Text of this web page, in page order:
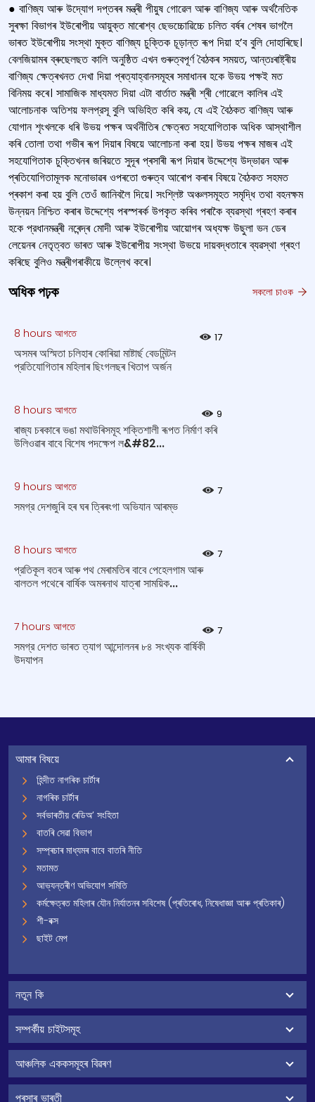
● বাণিজ্য আৰু উদ্যোগ দপ্তৰৰ মন্ত্ৰী পীয়ুষ গোৱেল আৰু বাণিজ্য আৰু অৰ্থনৈতিক
সুৰক্ষা বিভাগৰ ইউৰোপীয় আয়ুক্ত মাৰোশ্ব ছেভচ্চোৱিচ্চে চলিত বৰ্ষৰ শেষৰ ভাগলৈ
ভাৰত ইউৰোপীয় সংস্থা মুক্ত বাণিজ্য চুক্তিক চূড়ান্ত ৰূপ দিয়া হ’ব বুলি দোহাৰিছে।
বেলজিয়ামৰ ব্ৰুছেলছত কালি অনুষ্ঠিত এখন গুৰুত্বপূৰ্ণ বৈঠকৰ সময়ত, আন্তঃৰাষ্ট্ৰীয়
বাণিজ্য ক্ষেত্ৰখনত দেখা দিয়া প্ৰত্যাহ্বানসমূহৰ সমাধানৰ হকে উভয় পক্ষই মত
বিনিময় কৰে। সামাজিক মাধ্যমত দিয়া এটা বাৰ্তাত মন্ত্ৰী শ্ৰী গোৱেলে কালিৰ এই
আলোচনাক অতিশয় ফলপ্রসূ বুলি অভিহিত কৰি কয়, যে এই বৈঠকত বাণিজ্য আৰু
যোগান শৃংখলকে ধৰি উভয় পক্ষৰ অৰ্থনীতিৰ ক্ষেত্ৰত সহযোগিতাক অধিক আস্থাশীল
কৰি তোলা তথা গভীৰ ৰূপ দিয়াৰ বিষয়ে আলোচনা কৰা হয়। উভয় পক্ষৰ মাজৰ এই
সহযোগিতাক চুক্তিখনৰ জৰিয়তে সুদূৰ প্ৰসাৰী ৰূপ দিয়াৰ উদ্দেশ্যে উদ্ভাৱন আৰু
প্ৰতিযোগিতামূলক মনোভাৱৰ ওপৰতো গুৰুত্ব আৰোপ কৰাৰ বিষয়ে বৈঠকত সহমত
প্ৰকাশ কৰা হয় বুলি তেওঁ জানিবলৈ দিয়ে। সংশ্লিষ্ট অঞ্চলসমূহত সমৃদ্ধি তথা বহনক্ষম
উন্নয়ন নিশ্চিত কৰাৰ উদ্দেশ্যে পৰস্পৰৰ্ক উপকৃত কৰিব পৰাকৈ ব্যৱস্থা গ্ৰহণ কৰাৰ
হকে প্রধানমন্ত্ৰী নৰেন্দ্ৰ মোদী আৰু ইউৰোপীয় আয়োগৰ অধ্যক্ষ উছুলা ভন ডেৰ
লেয়েনৰ নেতৃত্বত ভাৰত আৰু ইউৰোপীয় সংস্থা উভয়ে দায়বদ্ধতাৰে ব্যৱস্থা গ্ৰহণ
কৰিছে বুলিও মন্ত্ৰীগৰাকীয়ে উল্লেখ কৰে।
অধিক পঢ়ক সকলো চাওক
8 hours আগতে 17
অসমৰ অস্মিতা চলিহাৰ কোৰিয়া মাষ্টাৰ্ছ বেডমিন্টন
প্রতিযোগিতাৰ মহিলাৰ ছিংগলছৰ খিতাপ অর্জন
8 hours আগতে 9
ৰাজ্য চৰকাৰে ভঙা মথাউৰিসমূহ শক্তিশালী ৰূপত নিৰ্মাণ কৰি
উলিওৱাৰ বাবে বিশেষ পদক্ষেপ ল&#82...
9 hours আগতে 7
সমগ্র দেশজুৰি হৰ ঘৰ ত্ৰিৰংগা অভিযান আৰম্ভ
8 hours আগতে 7
প্রতিকূল বতৰ আৰু পথ মেৰামতিৰ বাবে পেহেলগাম আৰু
বালতল পথেৰে বাৰ্ষিক অমৰনাথ যাত্ৰা সাময়িক...
7 hours আগতে 7
সমগ্র দেশত ভাৰত ত্যাগ আন্দোলনৰ ৮৪ সংখ্যক বার্ষিকী
উদযাপন
আমাৰ বিষয়ে
হিন্দীত নাগৰিক চাৰ্টাৰ
নাগৰিক চাৰ্টাৰ
সৰ্বভাৰতীয় ৰেডিঅ’ সংহিতা
বাতৰি সেৱা বিভাগ
সম্প্ৰচাৰ মাধ্যমৰ বাবে বাতৰি নীতি
মতামত
আভ্যন্তৰীণ অভিযোগ সমিতি
কৰ্মক্ষেত্ৰত মহিলাৰ যৌন নিৰ্যাতনৰ সবিশেষ (প্ৰতিৰোধ, নিষেধাজ্ঞা আৰু প্ৰতিকাৰ)
শী-বক্স
ছাইট মেপ
নতুন কি
সম্পৰ্কীয় চাইটসমূহ
আঞ্চলিক এককসমূহৰ বিৱৰণ
প্ৰসাৰ ভাৰতী